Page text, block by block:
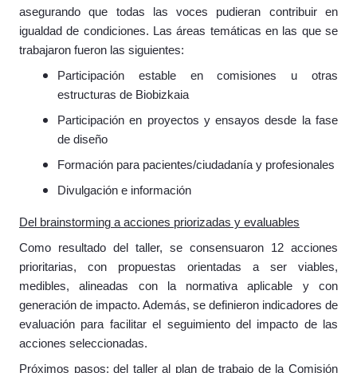
asegurando que todas las voces pudieran contribuir en
igualdad de condiciones. Las áreas temáticas en las que se
trabajaron fueron las siguientes:
Participación estable en comisiones u otras
estructuras de Biobizkaia
Participación en proyectos y ensayos desde la fase
de diseño
Formación para pacientes/ciudadanía y profesionales
Divulgación e información
Del brainstorming a acciones priorizadas y evaluables
Como resultado del taller, se consensuaron 12 acciones
prioritarias, con propuestas orientadas a ser viables,
medibles, alineadas con la normativa aplicable y con
generación de impacto. Además, se definieron indicadores de
evaluación para facilitar el seguimiento del impacto de las
acciones seleccionadas.
Próximos pasos: del taller al plan de trabajo de la Comisión